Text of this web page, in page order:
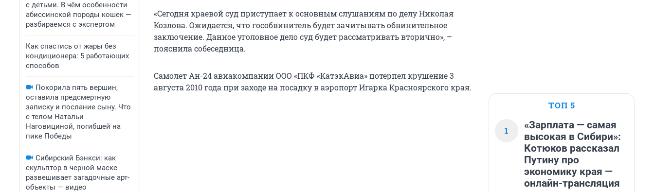
с детьми. В чём особенности
абиссинской породы кошек —
разбираемся с экспертом
Как спастись от жары без
кондиционера: 5 работающих
способов
Покорила пять вершин,
оставила предсмертную
записку и послание сыну. Что
с телом Натальи
Наговициной, погибшей на
пике Победы
Сибирский Бэнкси: как
скульптор в черной маске
развешивает загадочные арт-
объекты — видео
«Сегодня краевой суд приступает к основным слушаниям по делу Николая
Козлова. Ожидается, что гособвинитель будет зачитывать обвинительное
заключение. Данное уголовное дело суд будет рассматривать вторично», –
пояснила собеседница.
Самолет Ан-24 авиакомпании ООО «ПКФ «КатэкАвиа» потерпел крушение 3
августа 2010 года при заходе на посадку в аэропорт Игарка Красноярского края.
ТОП 5
1
«Зарплата — самая
высокая в Сибири»:
Котюков рассказал
Путину про
экономику края —
онлайн-трансляция